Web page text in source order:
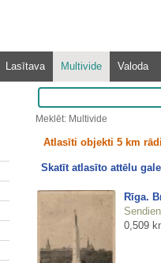
Lasītava Multivide Valoda
Meklēt: Multivide
Atlasīti objekti 5 km
Skatīt atlasīto attēlu
Rīga.
0,509